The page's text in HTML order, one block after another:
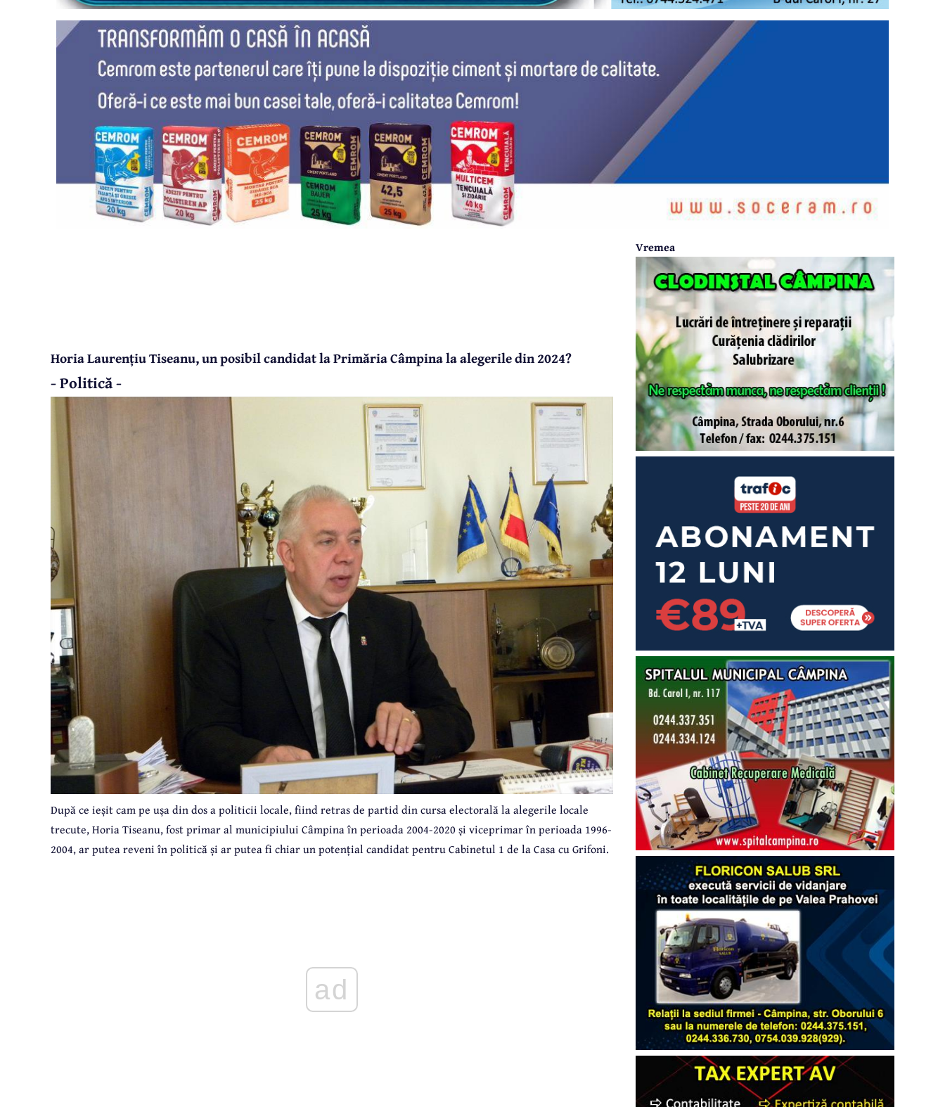
Horia Laurențiu Tiseanu, un posibil candidat la Primăria Câmpina la alegerile din 2024?
- Politică -
După ce ieșit cam pe ușa din dos a politicii locale, fiind retras de partid din cursa electorală la alegerile locale
trecute, Horia Tiseanu, fost primar al municipiului Câmpina în perioada 2004-2020 și viceprimar în perioada 1996-
2004, ar putea reveni în politică și ar putea fi chiar un potențial candidat pentru Cabinetul 1 de la Casa cu Grifoni.
ad
Vremea